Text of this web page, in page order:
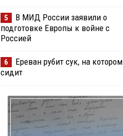
5
В МИД России заявили о
подготовке Европы к войне с
Россией
6
Ереван рубит сук, на котором
сидит